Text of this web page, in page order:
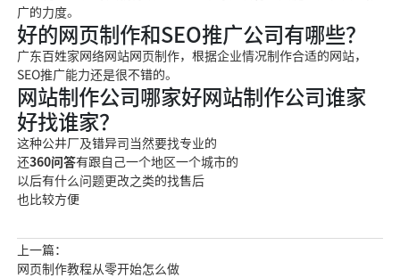
广的力度。
好的网页制作和SEO推广公司有哪些？
广东百姓家网络网站网页制作，根据企业情况制作合适的网站，
SEO推广能力还是很不错的。
网站制作公司哪家好网站制作公司谁家
好找谁家？
这种公井厂及错异司当然要找专业的
还360问答有跟自己一个地区一个城市的
以后有什么问题更改之类的找售后
也比较方便
上一篇：
网页制作教程从零开始怎么做